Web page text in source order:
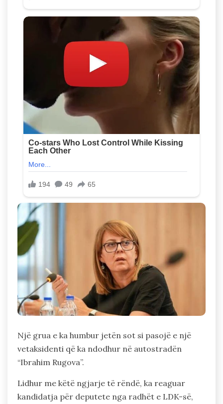
Një grua e ka humbur jetën sot si pasojë e një
vetaksidenti që ka ndodhur në autostradën
“Ibrahim Rugova”.
Lidhur me këtë ngjarje të rëndë, ka reaguar
kandidatja për deputete nga radhët e LDK-së,